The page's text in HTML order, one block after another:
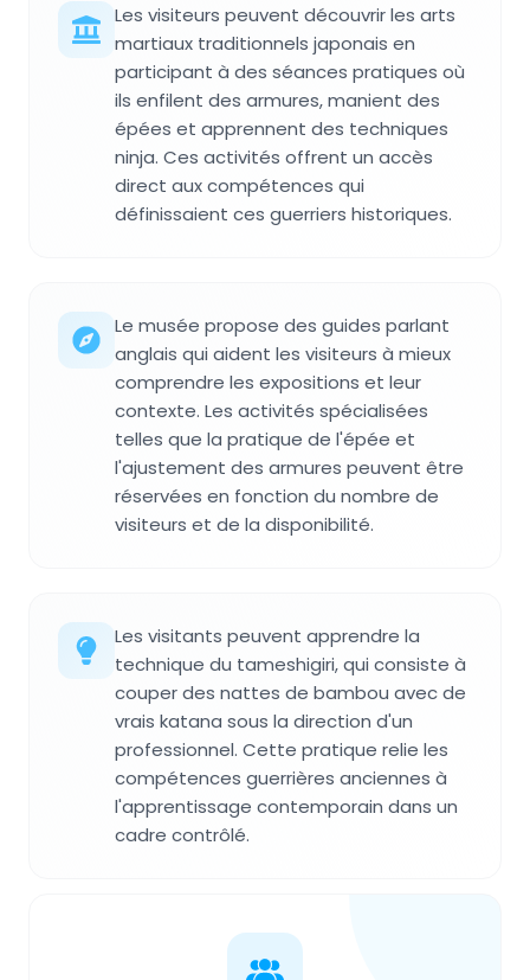
Les visiteurs peuvent découvrir les arts
martiaux traditionnels japonais en
participant à des séances pratiques où
ils enfilent des armures, manient des
épées et apprennent des techniques
ninja. Ces activités offrent un accès
direct aux compétences qui
définissaient ces guerriers historiques.
Le musée propose des guides parlant
anglais qui aident les visiteurs à mieux
comprendre les expositions et leur
contexte. Les activités spécialisées
telles que la pratique de l'épée et
l'ajustement des armures peuvent être
réservées en fonction du nombre de
visiteurs et de la disponibilité.
Les visitants peuvent apprendre la
technique du tameshigiri, qui consiste à
couper des nattes de bambou avec de
vrais katana sous la direction d'un
professionnel. Cette pratique relie les
compétences guerrières anciennes à
l'apprentissage contemporain dans un
cadre contrôlé.